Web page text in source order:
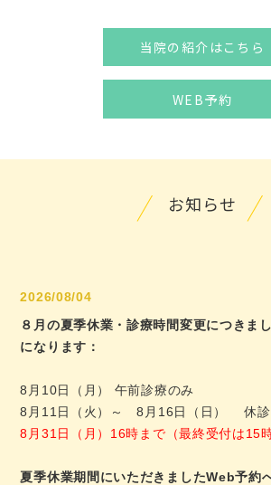
当院の紹介はこちら
WEB予約
お知らせ
2026/08/04
８月の夏季休業・診療時間変更につきま
になります：
8月10日（月） 午前診療のみ
8月11日（火）～ 8月16日（日） 休診
8月31日（月）16時まで（最終受付は15
夏季休業期間にいただきましたWeb予約